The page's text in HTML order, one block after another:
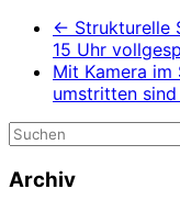
← Strukturelle
15 Uhr
Mit Kamera im
umstritten sind
Archiv